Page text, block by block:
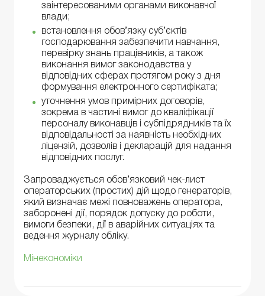
заінтересованими органами виконавчої
влади;
встановлення обов’язку суб’єктів
господарювання забезпечити навчання,
перевірку знань працівників, а також
виконання вимог законодавства у
відповідних сферах протягом року з дня
формування електронного сертифіката;
уточнення умов примірних договорів,
зокрема в частині вимог до кваліфікації
персоналу виконавців і субпідрядників та їх
відповідальності за наявність необхідних
ліцензій, дозволів і декларацій для надання
відповідних послуг.
Запроваджується обов’язковий чек-лист
операторських (простих) дій щодо генераторів,
який визначає межі повноважень оператора,
заборонені дії, порядок допуску до роботи,
вимоги безпеки, дії в аварійних ситуаціях та
ведення журналу обліку.
Мінекономіки